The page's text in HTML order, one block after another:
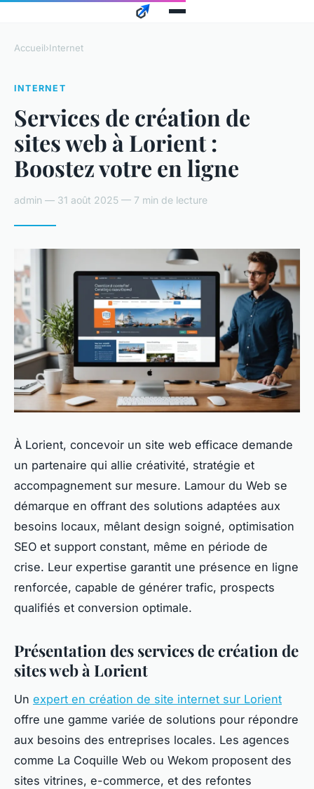
Accueil›Internet
INTERNET
Services de création de
sites web à Lorient :
Boostez votre en ligne
admin — 31 août 2025 — 7 min de lecture
À Lorient, concevoir un site web efficace demande
un partenaire qui allie créativité, stratégie et
accompagnement sur mesure. Lamour du Web se
démarque en offrant des solutions adaptées aux
besoins locaux, mêlant design soigné, optimisation
SEO et support constant, même en période de
crise. Leur expertise garantit une présence en ligne
renforcée, capable de générer trafic, prospects
qualifiés et conversion optimale.
Présentation des services de création de
sites web à Lorient
Un expert en création de site internet sur Lorient
offre une gamme variée de solutions pour répondre
aux besoins des entreprises locales. Les agences
comme La Coquille Web ou Wekom proposent des
sites vitrines, e-commerce, et des refontes